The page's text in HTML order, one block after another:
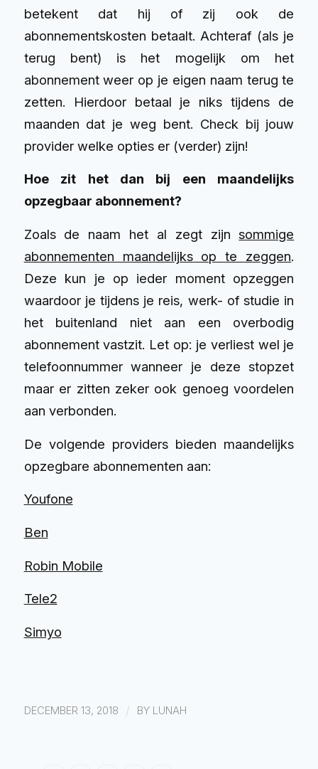
betekent dat hij of zij ook de
abonnementskosten betaalt. Achteraf (als je
terug bent) is het mogelijk om het
abonnement weer op je eigen naam terug te
zetten. Hierdoor betaal je niks tijdens de
maanden dat je weg bent. Check bij jouw
provider welke opties er (verder) zijn!
Hoe zit het dan bij een maandelijks
opzegbaar abonnement?
Zoals de naam het al zegt zijnsommige
abonnementen maandelijks op te zeggen.
Deze kun je op ieder moment opzeggen
waardoor je tijdens je reis, werk- of studie in
het buitenland niet aan een overbodig
abonnement vastzit. Let op: je verliest wel je
telefoonnummer wanneer je deze stopzet
maar er zitten zeker ook genoeg voordelen
aan verbonden.
De volgende providers bieden maandelijks
opzegbare abonnementen aan:
Youfone
Ben
Robin Mobile
Tele2
Simyo
DECEMBER 13, 2018 / BY LUNAH